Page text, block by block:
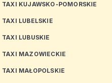
TAXI KUJAWSKO-POMORSKIE
TAXI LUBELSKIE
TAXI LUBUSKIE
TAXI MAZOWIECKIE
TAXI MAŁOPOLSKIE